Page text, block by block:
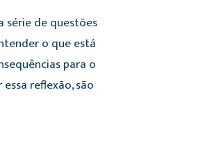
série de questões
o que está
para o
reflexão, são